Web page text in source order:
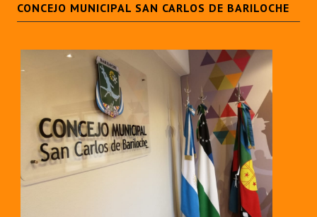
CONCEJO MUNICIPAL SAN CARLOS DE BARILOCHE